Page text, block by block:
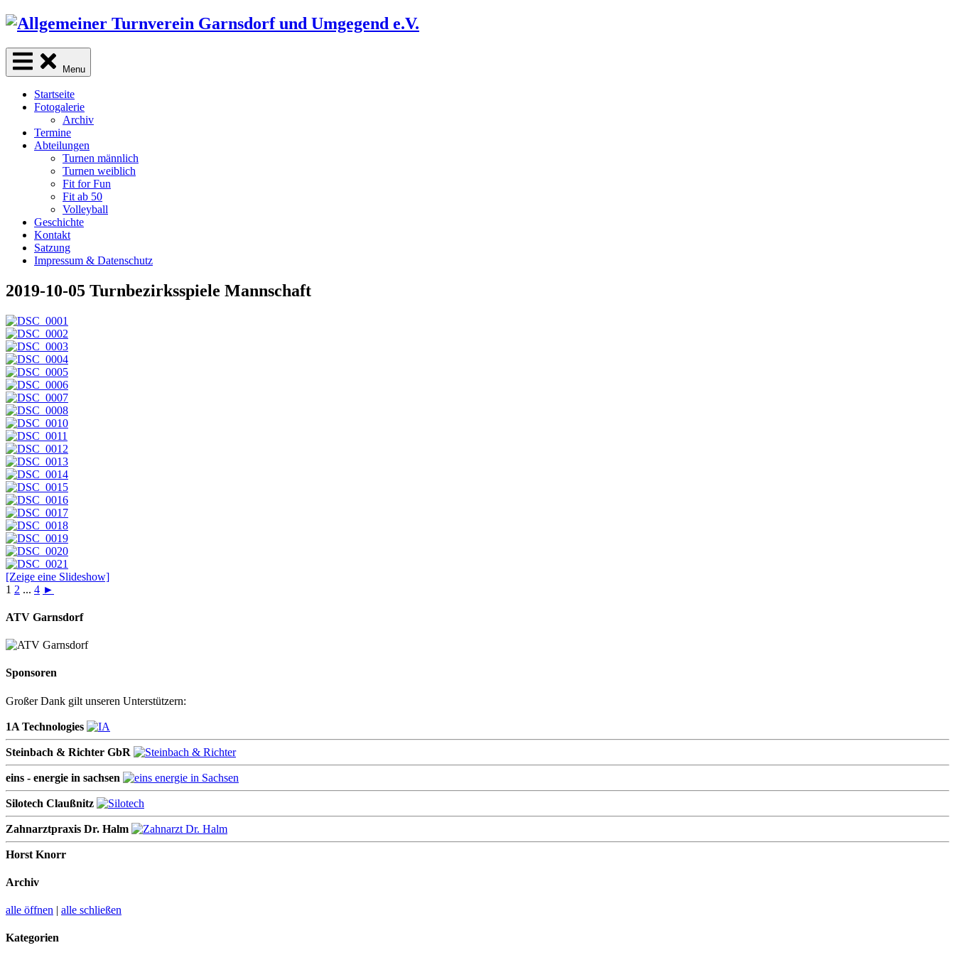
Skip
content
Menu
Startseite
Fotogalerie
Archiv
Termine
Abteilungen
Turnen männlich
Turnen weiblich
Fit for Fun
Fit ab 50
Volleyball
Geschichte
Kontakt
Satzung
Impressum & Datenschutz
2019-10-05 Turnbezirksspiele Mannschaft
[Zeige eine Slideshow]
1 2 ... 4 ►
ATV Garnsdorf
Sponsoren
Großer Dank gilt unseren Unterstützern:
1A Technologies
Steinbach & Richter GbR
eins - energie in sachsen
Silotech Claußnitz
Zahnarztpraxis Dr. Halm
Horst Knorr
Archiv
alle öffnen | alle schließen
Kategorien